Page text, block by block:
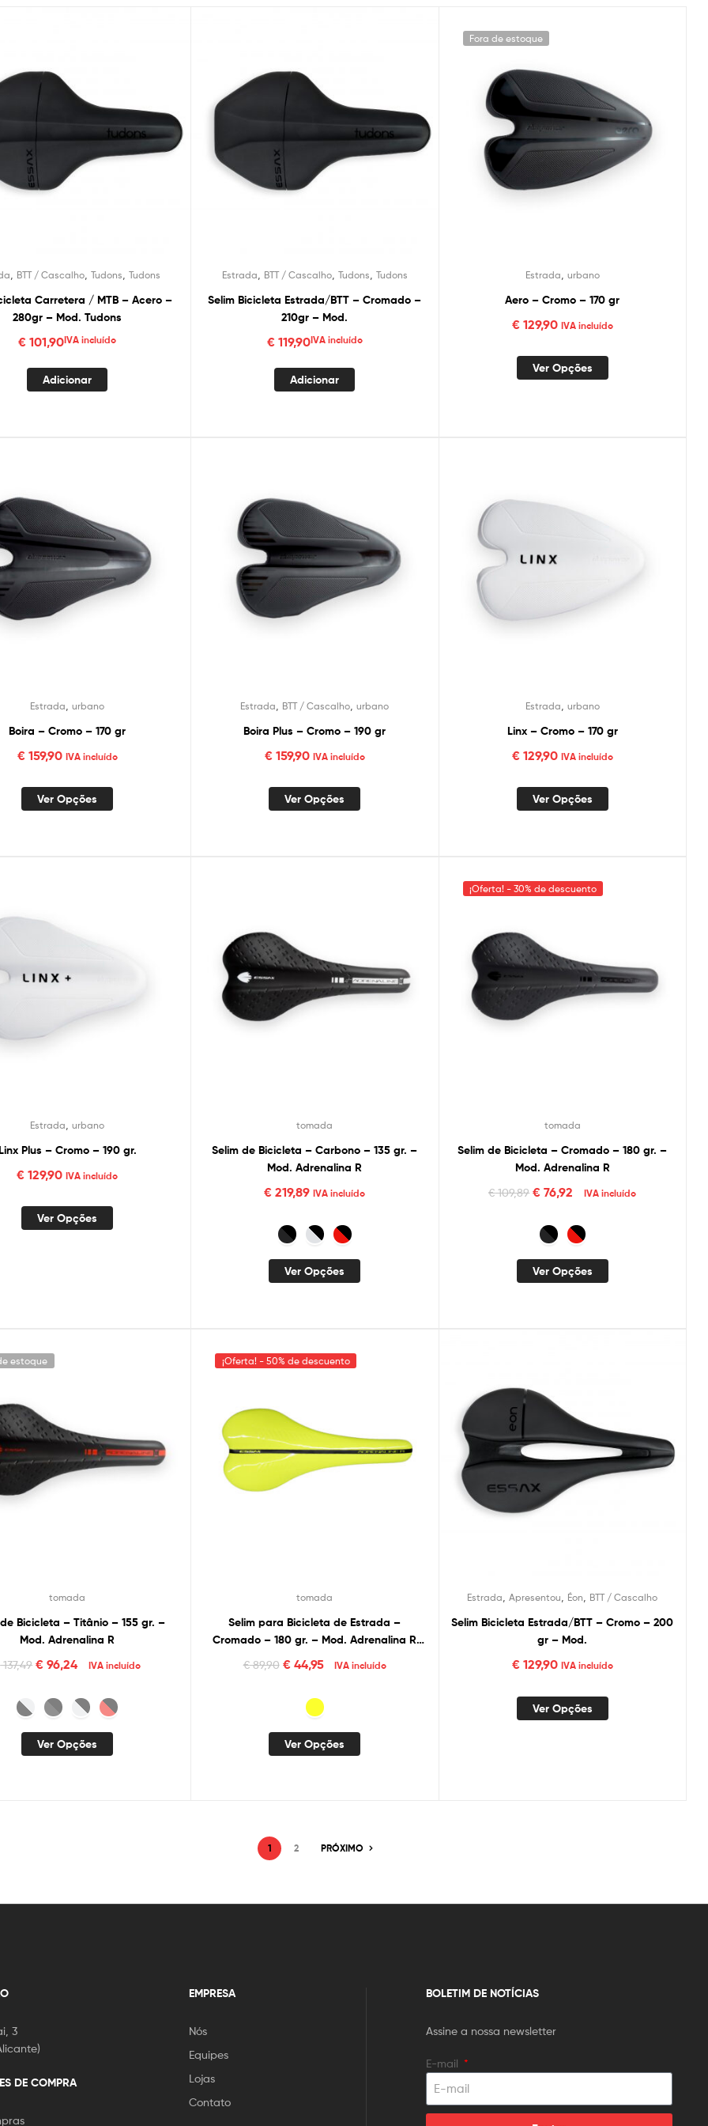
BTT / Cascalho, Tudons Tudons
Carretera / MTB – Acero –
280gr – Mod. Tudons
€ 101,90IVA incluído
Adicionar
Estrada BTT / Cascalho, Tudons Tudons
Selim Bicicleta Estrada/BTT – Cromado –
210gr – Mod.
€119,90IVA incluído
Adicionar
Fora de estoque
Estrada urbano
Aero – Cromo – 170 gr
€129,90 IVA incluído
Ver Opções
Estrada ,urbano
Boira – Cromo – 170 gr
€159,90 IVA incluído
Ver Opções
Estrada BTT / Cascalho ,urbano
Boira Plus – Cromo – 190 gr
€159,90 IVA incluído
Ver Opções
Estrada urbano
Linx – Cromo – 170 gr
€129,90 IVA incluído
Ver Opções
Estrada ,urbano
Plus – Cromo – 190 gr.
€ 129,90 IVA incluído
Ver Opções
tomada
Selim de Bicicleta – Carbono – 135 gr. –
Mod. Adrenalina R
€ 219,89 IVA incluído
Ver Opções
¡Oferta! - 30% de descuento
tomada
Selim de Bicicleta – Cromado – 180 gr. –
Mod. Adrenalina R
€109,89 € 76,92 IVA incluído
Ver Opções
estoque
tomada
Bicicleta – Titânio – 155 gr. –
Mod. Adrenalina R
137,49 € 96,24 IVA incluído
Ver Opções
¡Oferta! - 50% de descuento
tomada
Selim para Bicicleta de Estrada –
Cromado – 180 gr. – Mod. Adrenalina R
Flúor Edição Limitada
€89,90 €44,95 IVA incluído
Ver Opções
Estrada ,Apresentou Éon BTT / Cascalho
Selim Bicicleta Estrada/BTT – Cromo – 200
gr – Mod.
€129,90 IVA incluído
Ver Opções
1 2 PRÓXIMO
3
DE COMPRA
EMPRESA
Nós
Equipes
Lojas
Contato
BOLETIM DE NOTÍCIAS
Assine a nossa newsletter
E-mail